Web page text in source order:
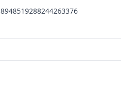
8948519288244263376